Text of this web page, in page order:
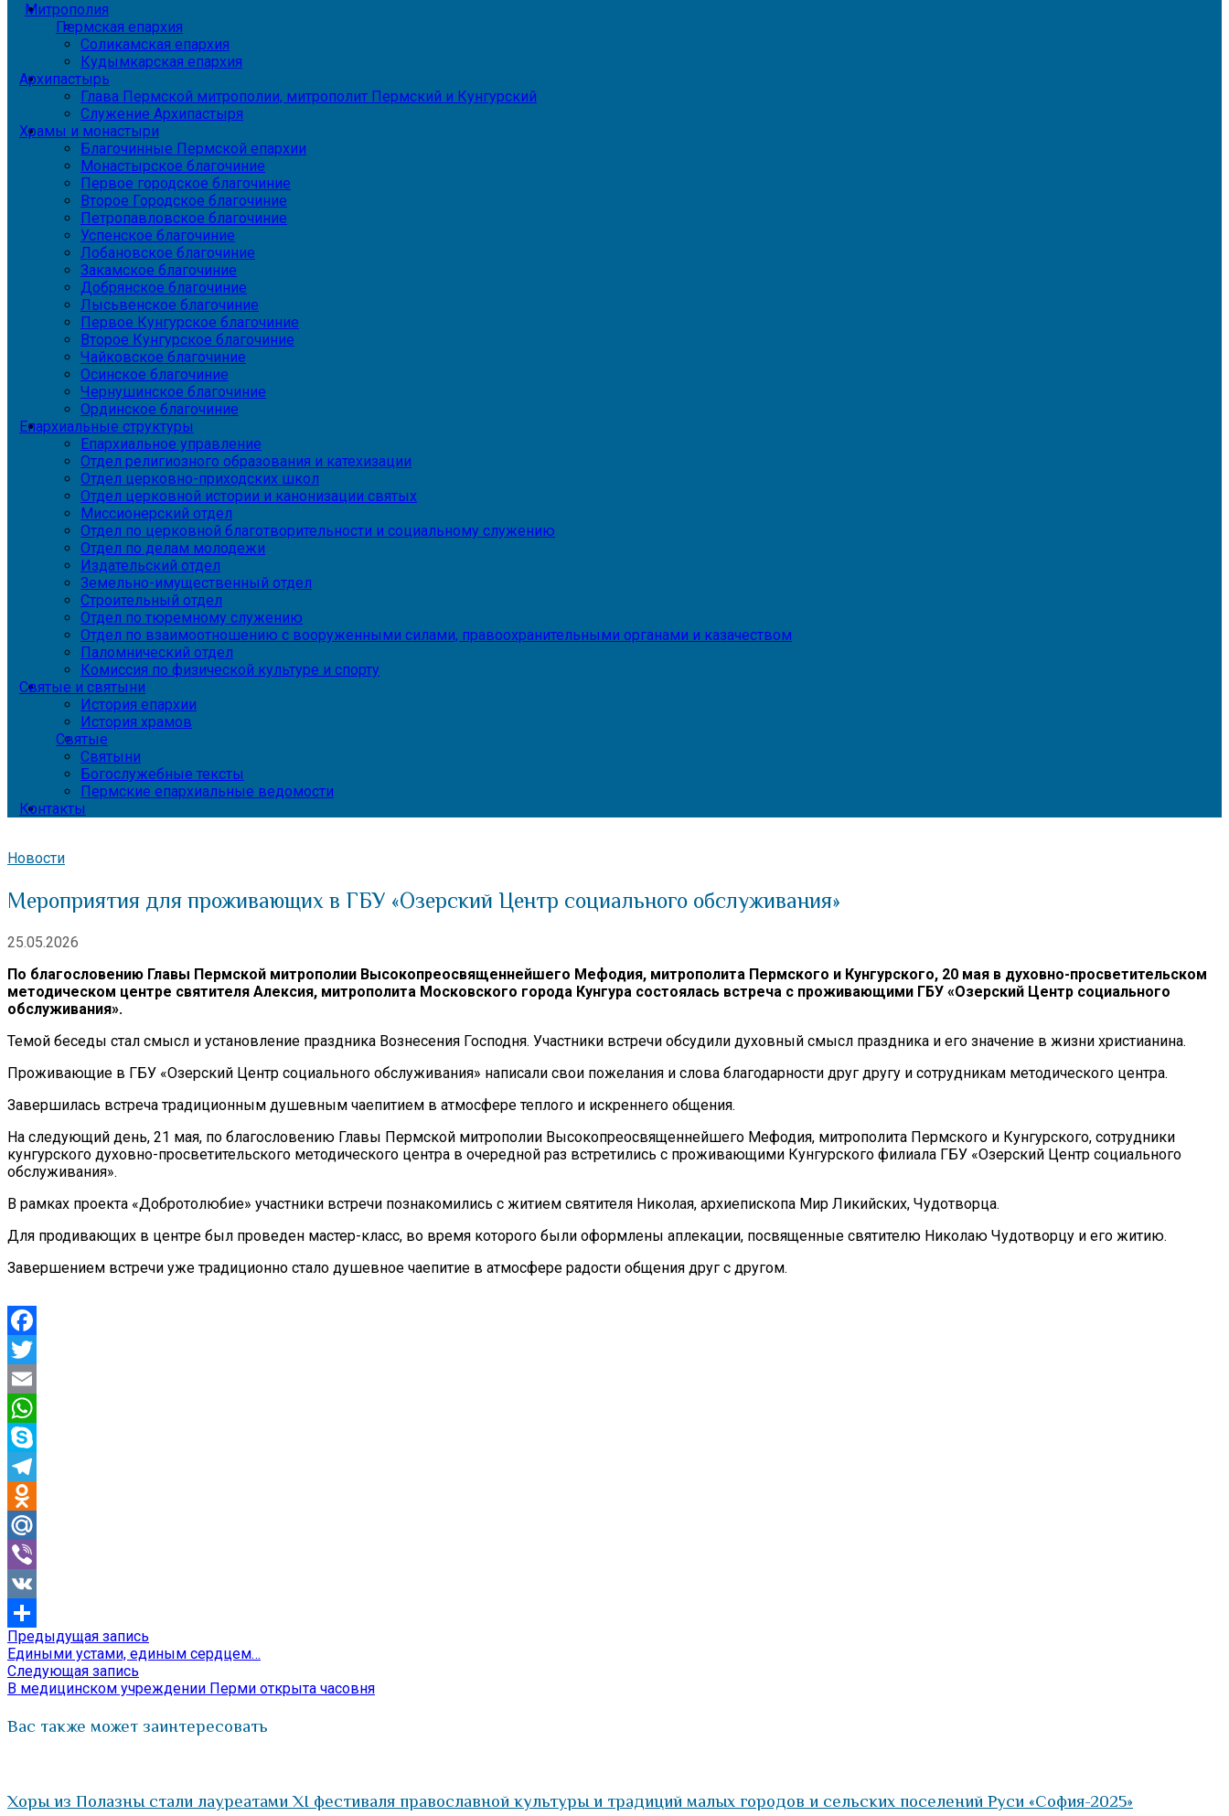
Митрополия
Пермская епархия
Соликамская епархия
Кудымкарская епархия
Архипастырь
Глава Пермской митрополии, митрополит Пермский и Кунгурский
Служение Архипастыря
Храмы и монастыри
Благочинные Пермской епархии
Монастырское благочиние
Первое городское благочиние
Второе Городское благочиние
Петропавловское благочиние
Успенское благочиние
Лобановское благочиние
Закамское благочиние
Добрянское благочиние
Лысьвенское благочиние
Первое Кунгурское благочиние
Второе Кунгурское благочиние
Чайковское благочиние
Осинское благочиние
Чернушинское благочиние
Ординское благочиние
Епархиальные структуры
Епархиальное управление
Отдел религиозного образования и катехизации
Отдел церковно-приходских школ
Отдел церковной истории и канонизации святых
Миссионерский отдел
Отдел по церковной благотворительности и социальному служению
Отдел по делам молодежи
Издательский отдел
Земельно-имущественный отдел
Строительный отдел
Отдел по тюремному служению
Отдел по взаимоотношению с вооруженными силами, правоохранительными органами и казачеством
Паломнический отдел
Комиссия по физической культуре и спорту
Святые и святыни
История епархии
История храмов
Святые
Святыни
Богослужебные тексты
Пермские епархиальные ведомости
Контакты
Новости
Мероприятия для проживающих в ГБУ «Озерский Центр социального обслуживания»
25.05.2026
По благословению Главы Пермской митрополии Высокопреосвященнейшего Мефодия, митрополита Пермского и Кунгурского, 20 мая в духовно-просветительском
методическом центре святителя Алексия, митрополита Московского города Кунгура состоялась встреча с проживающими ГБУ «Озерский Центр социального
обслуживания».
Темой беседы стал смысл и установление праздника Вознесения Господня. Участники встречи обсудили духовный смысл праздника и его значение в жизни христианина.
Проживающие в ГБУ «Озерский Центр социального обслуживания» написали свои пожелания и слова благодарности друг другу и сотрудникам методического центра.
Завершилась встреча традиционным душевным чаепитием в атмосфере теплого и искреннего общения.
На следующий день, 21 мая, по благословению Главы Пермской митрополии Высокопреосвященнейшего Мефодия, митрополита Пермского и Кунгурского, сотрудники
кунгурского духовно-просветительского методического центра в очередной раз встретились с проживающими Кунгурского филиала ГБУ «Озерский Центр социального
обслуживания».
В рамках проекта «Добротолюбие» участники встречи познакомились с житием святителя Николая, архиепископа Мир Ликийских, Чудотворца.
Для продивающих в центре был проведен мастер-класс, во время которого были оформлены аплекации, посвященные святителю Николаю Чудотворцу и его житию.
Завершением встречи уже традиционно стало душевное чаепитие в атмосфере радости общения друг с другом.
Facebook
Twitter
Email
WhatsApp
Skype
Telegram
Odnoklassniki
Mail.Ru
Viber
VK
Отправить
Навигация
по
записям
Предыдущая запись
запись:
Едиными устами, единым сердцем…
Следующая запись
запись:
В медицинском учреждении Перми открыта часовня
Вас также может заинтересовать
Хоры из Полазны стали лауреатами XI фестиваля православной культуры и традиций малых городов и сельских поселений Руси «София-2025»